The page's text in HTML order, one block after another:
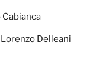
Delleani